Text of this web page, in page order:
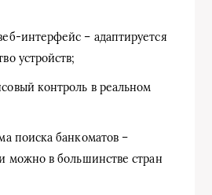
интерфейс – адаптируется
устройств;
контроль в реальном
поиска банкоматов –
можно в большинстве стран